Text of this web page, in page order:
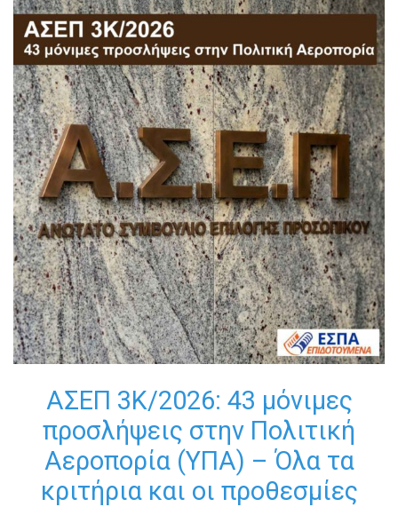
ΑΣΕΠ 3Κ/2026: 43 μόνιμες
προσλήψεις στην Πολιτική
Αεροπορία (ΥΠΑ) – Όλα τα
κριτήρια και οι προθεσμίες